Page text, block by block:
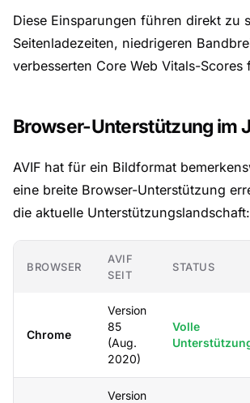
Diese Einsparungen führen direkt zu
Seitenladezeiten, niedrigeren
verbesserten Core Web Vitals-Scores
Browser-Unterstützung im
AVIF hat für ein Bildformat
eine breite Browser-Unterstützung
die aktuelle Unterstützungslandschaft:
BROWSER
AVIF
SEIT
STATUS
Chrome
Version
85
(Aug.
2020)
Volle
Version